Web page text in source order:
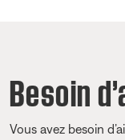
Besoin
Vous avez besoin